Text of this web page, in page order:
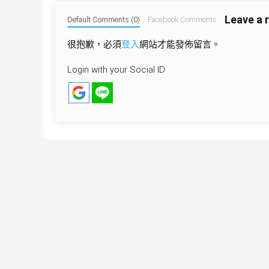
Leave a
Default Comments (0) Facebook Comments
很抱歉，必須登入網站才能發佈留言。
Login with your Social ID